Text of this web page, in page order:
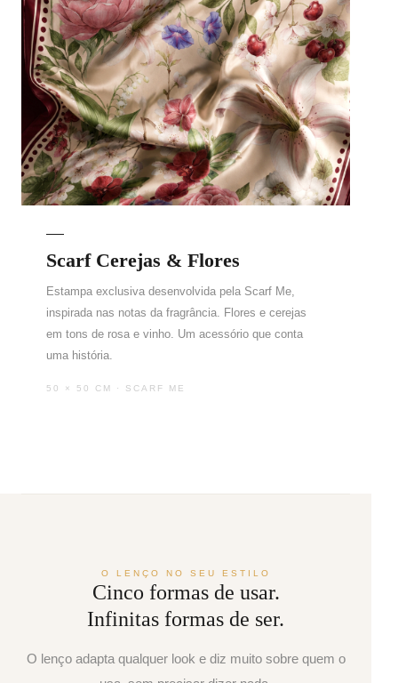
Scarf Cerejas & Flores
Estampa exclusiva desenvolvida pela Scarf Me,
inspirada nas notas da fragrância. Flores e cerejas
em tons de rosa e vinho. Um acessório que conta
uma história.
50 × 50 CM · SCARF ME
O LENÇO NO SEU ESTILO
Cinco formas de usar.
Infinitas formas de ser.
O lenço adapta qualquer look e diz muito sobre quem o